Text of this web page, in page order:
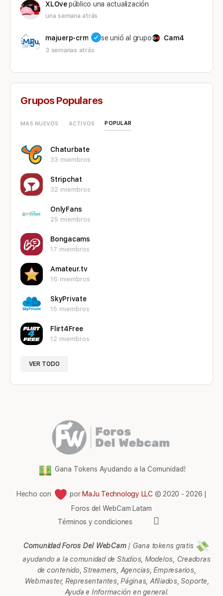
XLOvepúblico una actualización
una semana atrás
majuerp-crm se unió al grupo Cam4
3 semanas atrás
Grupos Populares
MAS NUEVOS ACTIVOS POPULAR
Chaturbate
33 miembros
Stripchat
32 miembros
OnlyFans
25 miembros
Bongacams
17 miembros
Amateur.tv
16 miembros
SkyPrivate
15 miembros
Flirt4Free
12 miembros
VER TODO
Gana Tokens Ayudando a la Comunidad!
Hecho con por MaJu Technology LLC © 2020 - 2026 |
Foros del WebCam Latam
Términos y condiciones
Comunidad Foros Del WebCam| Gana tokens gratis
ayudando a la comunidad de Studios, Modelos, Creadoras
de contenido, Streamers, Agencias, Empresarios,
Webmaster, Representantes, Páginas, Afiliados, Soporte,
Ayuda e Información en general.